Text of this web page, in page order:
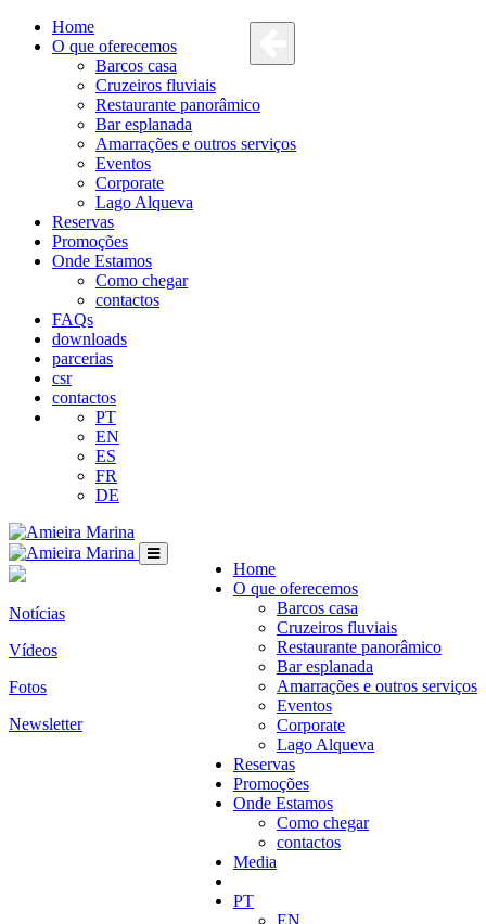
Home
O que oferecemos
Barcos casa
Cruzeiros fluviais
Restaurante panorâmico
Bar esplanada
Amarrações e outros serviços
Eventos
Corporate
Lago Alqueva
Reservas
Promoções
Onde Estamos
Como chegar
contactos
FAQs
downloads
parcerias
csr
contactos
PT
EN
ES
FR
DE
Home
O que oferecemos
Barcos casa
Cruzeiros fluviais
Restaurante panorâmico
Bar esplanada
Amarrações e outros serviços
Eventos
Corporate
Lago Alqueva
Reservas
Promoções
Onde Estamos
Como chegar
contactos
Media
PT
EN
Notícias
Vídeos
Fotos
Newsletter